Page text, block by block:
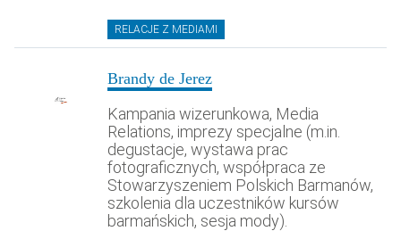
RELACJE Z MEDIAMI
Brandy de Jerez
Kampania wizerunkowa, Media
Relations, imprezy specjalne (m.in.
degustacje, wystawa prac
fotograficznych, współpraca ze
Stowarzyszeniem Polskich Barmanów,
szkolenia dla uczestników kursów
barmańskich, sesja mody).